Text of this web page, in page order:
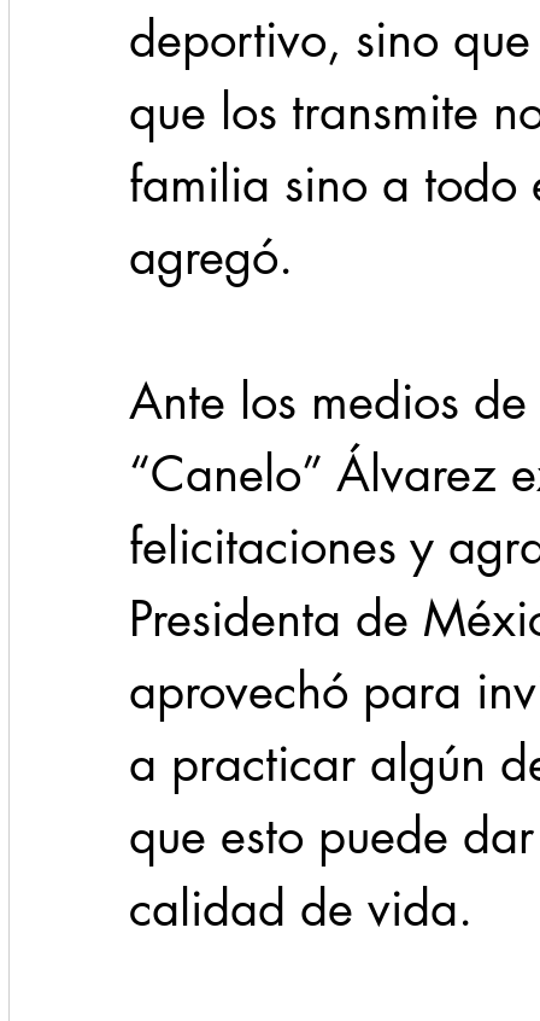
deportivo, sino
que los transmite
familia sino a
agregó.
Ante los medios
“Canelo” Álvarez
felicitaciones y
Presidenta de
aprovechó para
a practicar algún
que esto puede
calidad de vida.